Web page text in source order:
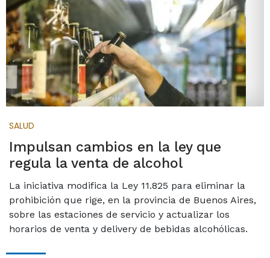
SALUD
Impulsan cambios en la ley que
regula la venta de alcohol
La iniciativa modifica la Ley 11.825 para eliminar la
prohibición que rige, en la provincia de Buenos Aires,
sobre las estaciones de servicio y actualizar los
horarios de venta y delivery de bebidas alcohólicas.